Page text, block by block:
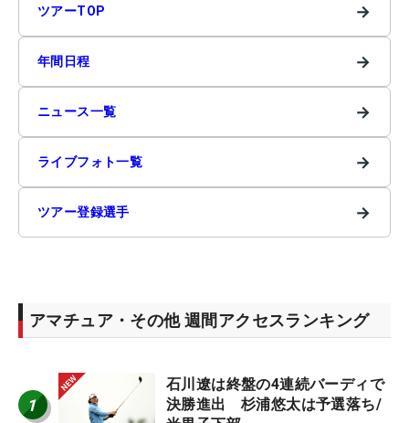
ツアーTOP →
年間日程 →
ニュース一覧 →
ライブフォト一覧 →
ツアー登録選手 →
アマチュア・その他 週間アクセスランキング
1
石川遼は終盤の4連続バーディで
決勝進出 杉浦悠太は予選落ち/